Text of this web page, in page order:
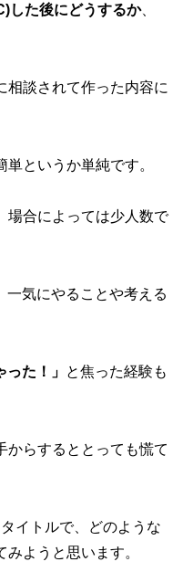
た後にどうするか、
相談されて作った内容に
単というか単純です。
場合によっては少人数で
気にやることや考える
た！」 と焦った経験も
からするととっても慌て
イトルで、どのような
ようと思います。